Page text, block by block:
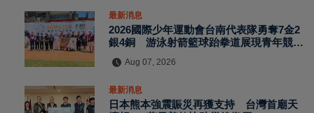
最新消息
2026國際少年運動會台南代表隊勇奪7金2
銀4銅 游泳射箭籃球跆拳道展現青年競技
Aug 07, 2026
最新消息
日本熊本強震賑災再獲支持 台灣首廟天